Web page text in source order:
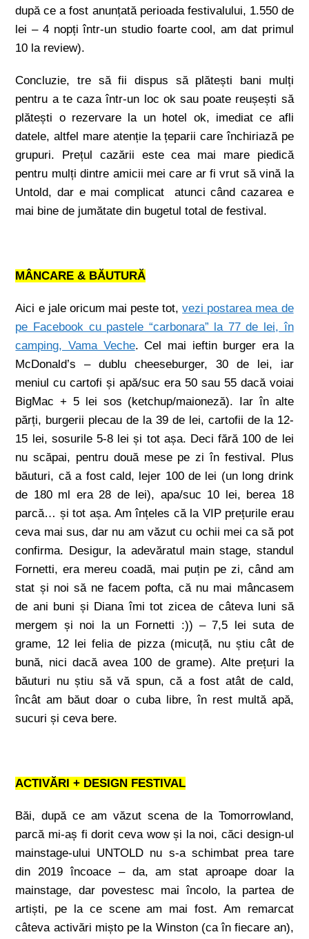
după ce a fost anunțată perioada festivalului, 1.550 de
lei – 4 nopți într-un studio foarte cool, am dat primul
10 la review).
Concluzie, tre să fii dispus să plătești bani mulți
pentru a te caza într-un loc ok sau poate reușești să
plătești o rezervare la un hotel ok, imediat ce afli
datele, altfel mare atenție la țeparii care închiriază pe
grupuri. Prețul cazării este cea mai mare piedică
pentru mulți dintre amicii mei care ar fi vrut să vină la
Untold, dar e mai complicat atunci când cazarea e
mai bine de jumătate din bugetul total de festival.
MÂNCARE & BĂUTURĂ
Aici e jale oricum mai peste tot,vezi postarea mea de
pe Facebook cu pastele “carbonara” la 77 de lei, în
camping, Vama Veche. Cel mai ieftin burger era la
McDonald’s – dublu cheeseburger, 30 de lei, iar
meniul cu cartofi și apă/suc era 50 sau 55 dacă voiai
BigMac + 5 lei sos (ketchup/maioneză). Iar în alte
părți, burgerii plecau de la 39 de lei, cartofii de la 12-
15 lei, sosurile 5-8 lei și tot așa. Deci fără 100 de lei
nu scăpai, pentru două mese pe zi în festival. Plus
băuturi, că a fost cald, lejer 100 de lei (un long drink
de 180 ml era 28 de lei), apa/suc 10 lei, berea 18
parcă… și tot așa. Am înțeles că la VIP prețurile erau
ceva mai sus, dar nu am văzut cu ochii mei ca să pot
confirma. Desigur, la adevăratul main stage, standul
Fornetti, era mereu coadă, mai puțin pe zi, când am
stat și noi să ne facem pofta, că nu mai mâncasem
de ani buni și Diana îmi tot zicea de câteva luni să
mergem și noi la un Fornetti :)) – 7,5 lei suta de
grame, 12 lei felia de pizza (micuță, nu știu cât de
bună, nici dacă avea 100 de grame). Alte prețuri la
băuturi nu știu să vă spun, că a fost atât de cald,
încât am băut doar o cuba libre, în rest multă apă,
sucuri și ceva bere.
ACTIVĂRI + DESIGN FESTIVAL
Băi, după ce am văzut scena de la Tomorrowland,
parcă mi-aș fi dorit ceva wow și la noi, căci design-ul
mainstage-ului UNTOLD nu s-a schimbat prea tare
din 2019 încoace – da, am stat aproape doar la
mainstage, dar povestesc mai încolo, la partea de
artiști, pe la ce scene am mai fost. Am remarcat
câteva activări mișto pe la Winston (ca în fiecare an),